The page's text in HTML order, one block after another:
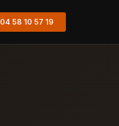
04 58 10 57 19